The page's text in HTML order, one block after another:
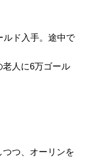
ルド入手。途中で
老人に6万ゴール
つ、オーリンを